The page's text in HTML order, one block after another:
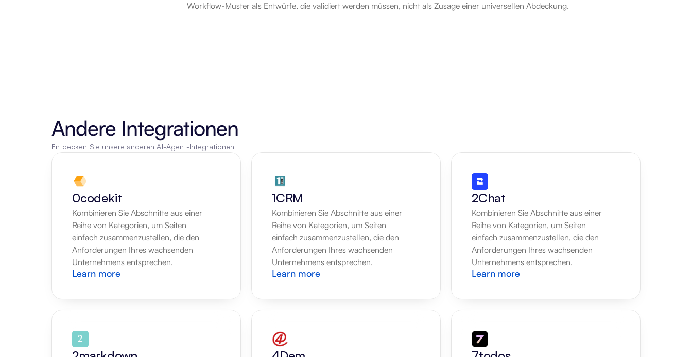
Workflow-Muster als Entwürfe, die validiert werden müssen, nicht als Zusage einer universellen Abdeckung.
Andere Integrationen
Entdecken Sie unsere anderen AI-Agent-Integrationen
0codekit
Kombinieren Sie Abschnitte aus einer
Reihe von Kategorien, um Seiten
einfach zusammenzustellen, die den
Anforderungen Ihres wachsenden
Unternehmens entsprechen.
Learn more
1CRM
Kombinieren Sie Abschnitte aus einer
Reihe von Kategorien, um Seiten
einfach zusammenzustellen, die den
Anforderungen Ihres wachsenden
Unternehmens entsprechen.
Learn more
2Chat
Kombinieren Sie Abschnitte aus einer
Reihe von Kategorien, um Seiten
einfach zusammenzustellen, die den
Anforderungen Ihres wachsenden
Unternehmens entsprechen.
Learn more